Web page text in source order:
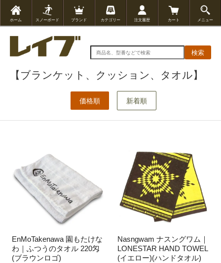
ホーム スノーボード ブランド カテゴリー 注文履歴 カート メニュー
検索
【ブランケット、クッション、タオル】
価格順 新着順
EnMoTakenawa 園もたけな
わ｜ふつうのタオル 220匁
(ブラウンロゴ)
Nasngwam ナスングワム｜
LONESTAR HAND TOWEL
(イエロー)(ハンドタオル)